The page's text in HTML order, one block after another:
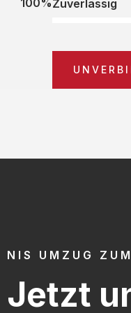
Zuverlässig
NIS UMZUG
Jetzt